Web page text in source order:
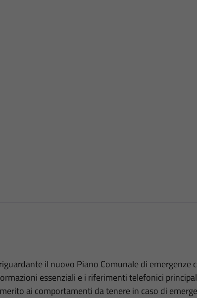
il nuovo Piano Comunale di emergenze
essenziali e i riferimenti telefonici
ai comportamenti da tenere in caso di